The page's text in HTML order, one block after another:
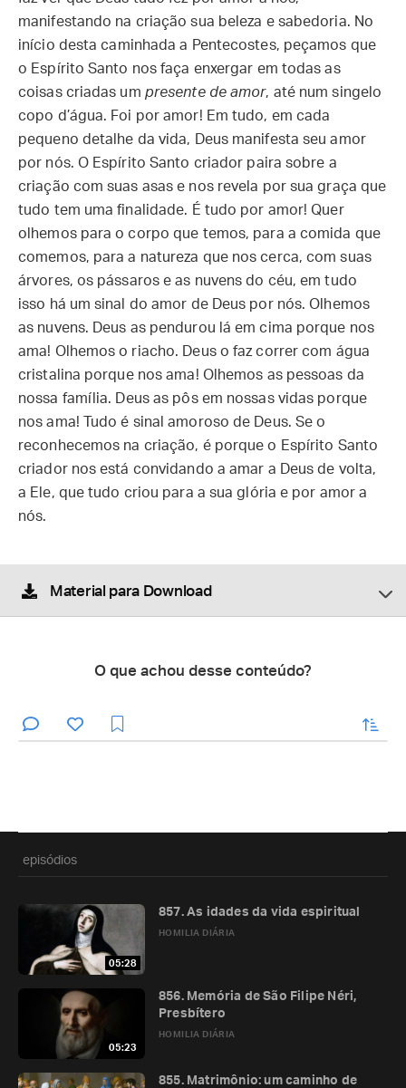
manifestando na criação sua beleza e sabedoria. No
início desta caminhada a Pentecostes, peçamos que
o Espírito Santo nos faça enxergar em todas as
coisas criadas um presente de amor, até num singelo
copo d’água. Foi por amor! Em tudo, em cada
pequeno detalhe da vida, Deus manifesta seu amor
por nós. O Espírito Santo criador paira sobre a
criação com suas asas e nos revela por sua graça que
tudo tem uma finalidade. É tudo por amor! Quer
olhemos para o corpo que temos, para a comida que
comemos, para a natureza que nos cerca, com suas
árvores, os pássaros e as nuvens do céu, em tudo
isso há um sinal do amor de Deus por nós. Olhemos
as nuvens. Deus as pendurou lá em cima porque nos
ama! Olhemos o riacho. Deus o faz correr com água
cristalina porque nos ama! Olhemos as pessoas da
nossa família. Deus as pôs em nossas vidas porque
nos ama! Tudo é sinal amoroso de Deus. Se o
reconhecemos na criação, é porque o Espírito Santo
criador nos está convidando a amar a Deus de volta,
a Ele, que tudo criou para a sua glória e por amor a
nós.
Material para Download
O que achou desse conteúdo?
enviar
episódios
05:28
HOMILIA DIÁRIA
857. As idades da vida espiritual
05:23
HOMILIA DIÁRIA
856. Memória de São Filipe Néri,
Presbítero
855. Matrimônio: um caminho de